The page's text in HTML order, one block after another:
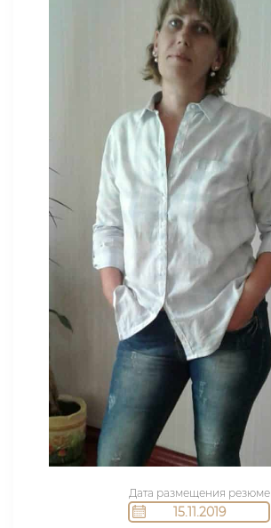
Дата размещения резюме
15.11.2019